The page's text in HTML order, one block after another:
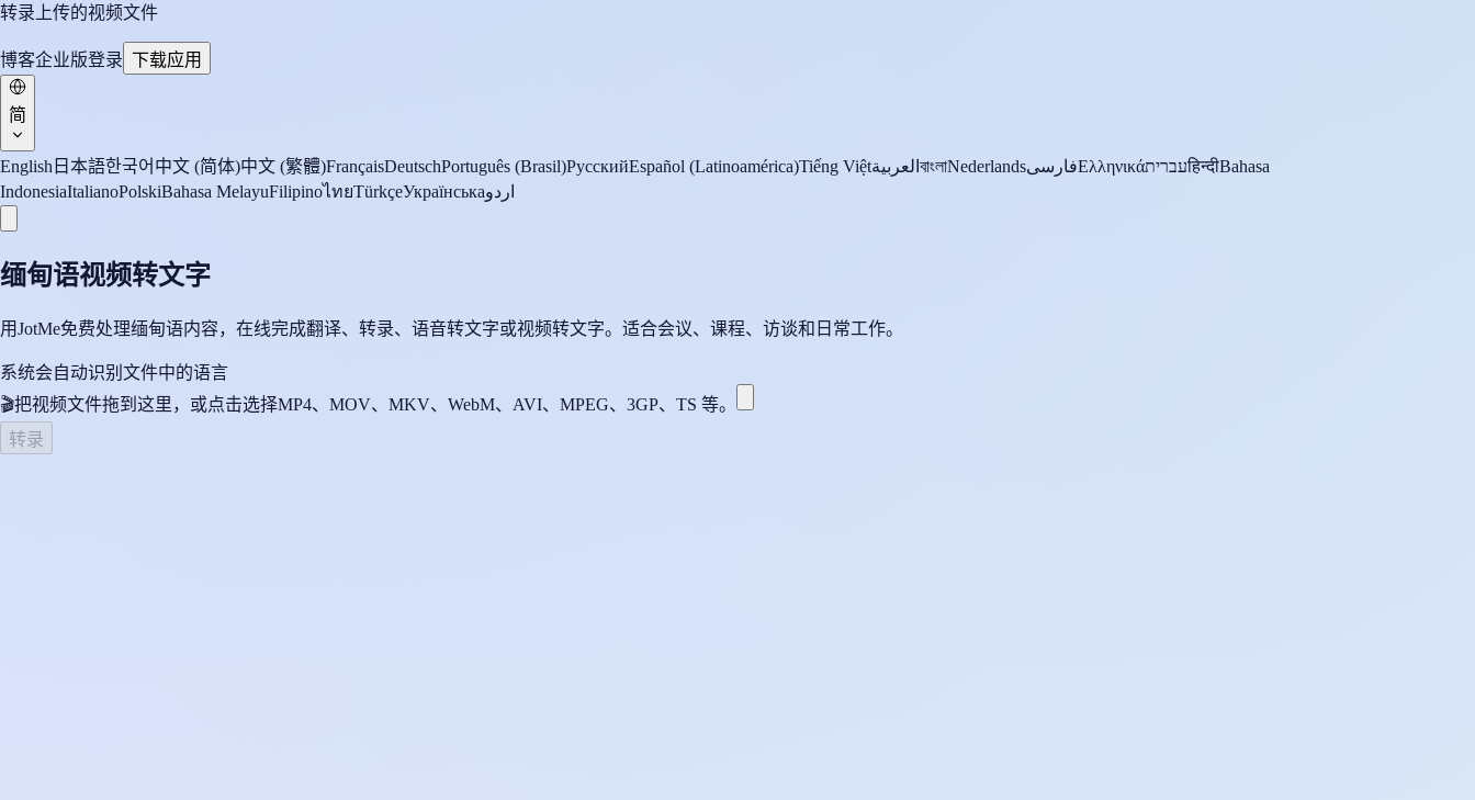
转录上传的视频文件
博客企业版登录 下载应用
简
English 日本語한국어 中文 (简体)中文 (繁體)FrançaisDeutschPortuguês (Brasil)РусскийEspañol (Latinoamérica)Tiếng Việtالعربية বাংলাNederlandsفارسیΕλληνικάעבריתहिन्दीBahasa
IndonesiaItalianoPolskiBahasa MelayuFilipinoไทยTürkçeУкраїнськаاردو
缅甸语视频转文字
用JotMe免费处理缅甸语内容，在线完成翻译、转录、语音转文字或视频转文字。适合会议、课程、访谈和日常工作。
系统会自动识别文件中的语言
🎬把视频文件拖到这里，或点击选择MP4、MOV、MKV、WebM、AVI、MPEG、3GP、TS 等。
转录